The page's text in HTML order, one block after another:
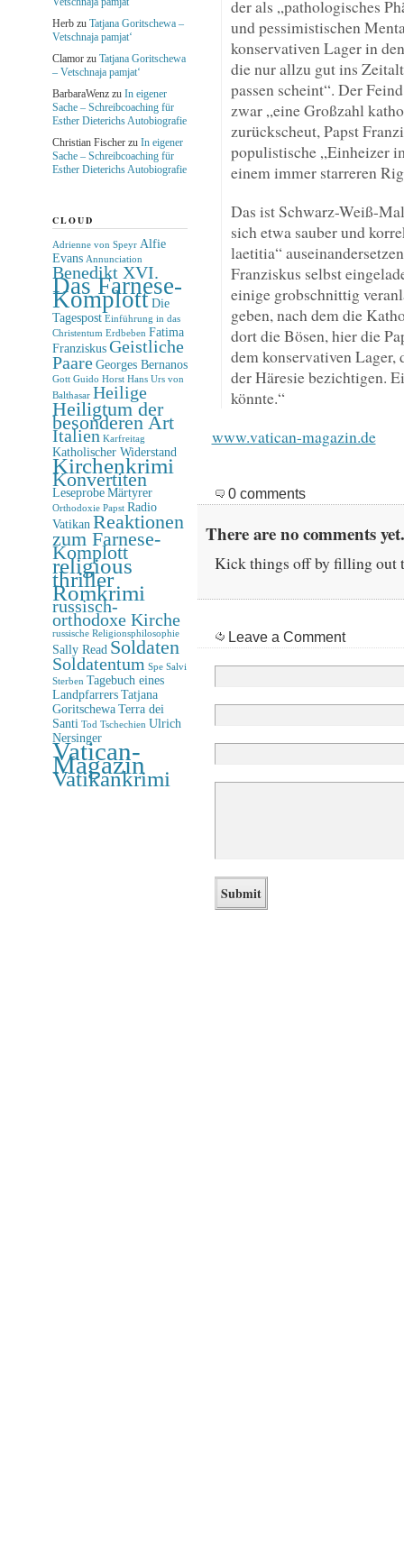
der als „pathologisches
und pessimistischen
konservativen Lager in
die nur allzu gut ins
passen scheint“. Der
zwar „eine Großzahl
zurückscheut, Papst
populistische „Einheizer
einem immer starreren
Das ist Schwarz-Weiß-
sich etwa sauber und
laetitia“
Franziskus selbst
einige grobschnittig
geben, nach dem die
dort die Bösen, hier die
dem konservativen
der Häresie bezichtigen.
könnte.“
www.vatican-magazin.de
0 comments
There are no comments
Kick things off by filling out
Leave a Comment
Herbzu Tatjana Goritschewa –
Vetschnaja pamjat‘
Clamorzu Tatjana Goritschewa
– Vetschnaja pamjat‘
BarbaraWenzzu In eigener
Sache – Schreibcoaching für
Esther Dieterichs Autobiografie
Christian Fischerzu In eigener
Sache – Schreibcoaching für
Esther Dieterichs Autobiografie
CLOUD
Adrienne von Speyr Alfie
Evans Annunciation
Benedikt XVI.
Das Farnese-
Komplott Die
Tagespost Einführung in das
Christentum Erdbeben Fatima
Franziskus Geistliche
Paare Georges Bernanos
Gott Guido Horst Hans Urs von
Balthasar Heilige
Heiligtum der
besonderen Art
Italien Karfreitag
Katholischer Widerstand
Kirchenkrimi
Konvertiten
Leseprobe Märtyrer
Orthodoxie Papst Radio
Vatikan Reaktionen
zum Farnese-
Komplott
religious
thriller
Romkrimi
russisch-
orthodoxe Kirche
russische Religionsphilosophie
Sally Read Soldaten
Soldatentum Spe Salvi
Sterben Tagebuch eines
Landpfarrers Tatjana
Goritschewa Terra dei
Santi Tod Tschechien Ulrich
Nersinger
Vatican-
Magazin
Vatikankrimi